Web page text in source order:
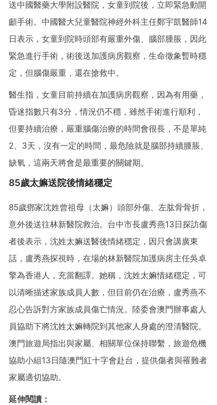
送中國醫藥大學附設醫院，女童到院後，立即緊急動開
顱手術。中國醫大兒童醫院神經外科主任鄭宇凱醫師14
日表示，女童到院時頭部有嚴重外傷、腦部腫脹，因此
緊急進行手術，術後送加護病房觀察，生命徵象暫時穩
定，但腦傷嚴重，還在搶救中。
醫生指，女童目前持續在加護病房觀察，因為有用藥，
昏迷指數只有3分，情況仍不穩，雖然手術進行順利，
但要持續治療，嚴重腦傷治療的時間會很長，不是單純
2、3天，沒有一定的時間，最危險就是腦部持續腫脹、
缺氧，這兩天將會是最重要的關鍵期。
85歲太嫲送院後情緒穩定
85歲鄧家沈姓曾祖母（太嫲）頭部外傷、左肱骨骨折，
意外後送往林新醫院救治。台中市長盧秀燕13日探訪傷
者後表示，沈姓太嫲送醫後情緒穩定，因只會講廣東
話，盧秀燕探視時，在場的林新醫院加護病房主任吳卓
擎為香港人，充當翻譯。她稱，沈姓太嫲情緒穩定，可
以清晰描述家族成員人數，但目前仍在治療，盧秀燕不
忍心告訴對方家族成員傷亡情況。陸委會澳門辦事處人
員協助下將沈姓太嫲轉院到其他家人身處的澄清醫院。
澳門旅遊局指出與家屬、相關單位保持聯繫，旅遊危機
協助小組13日隨澳門紅十字會赴台，提供傷者與罹難者
家屬適切協助。
延伸閱讀：